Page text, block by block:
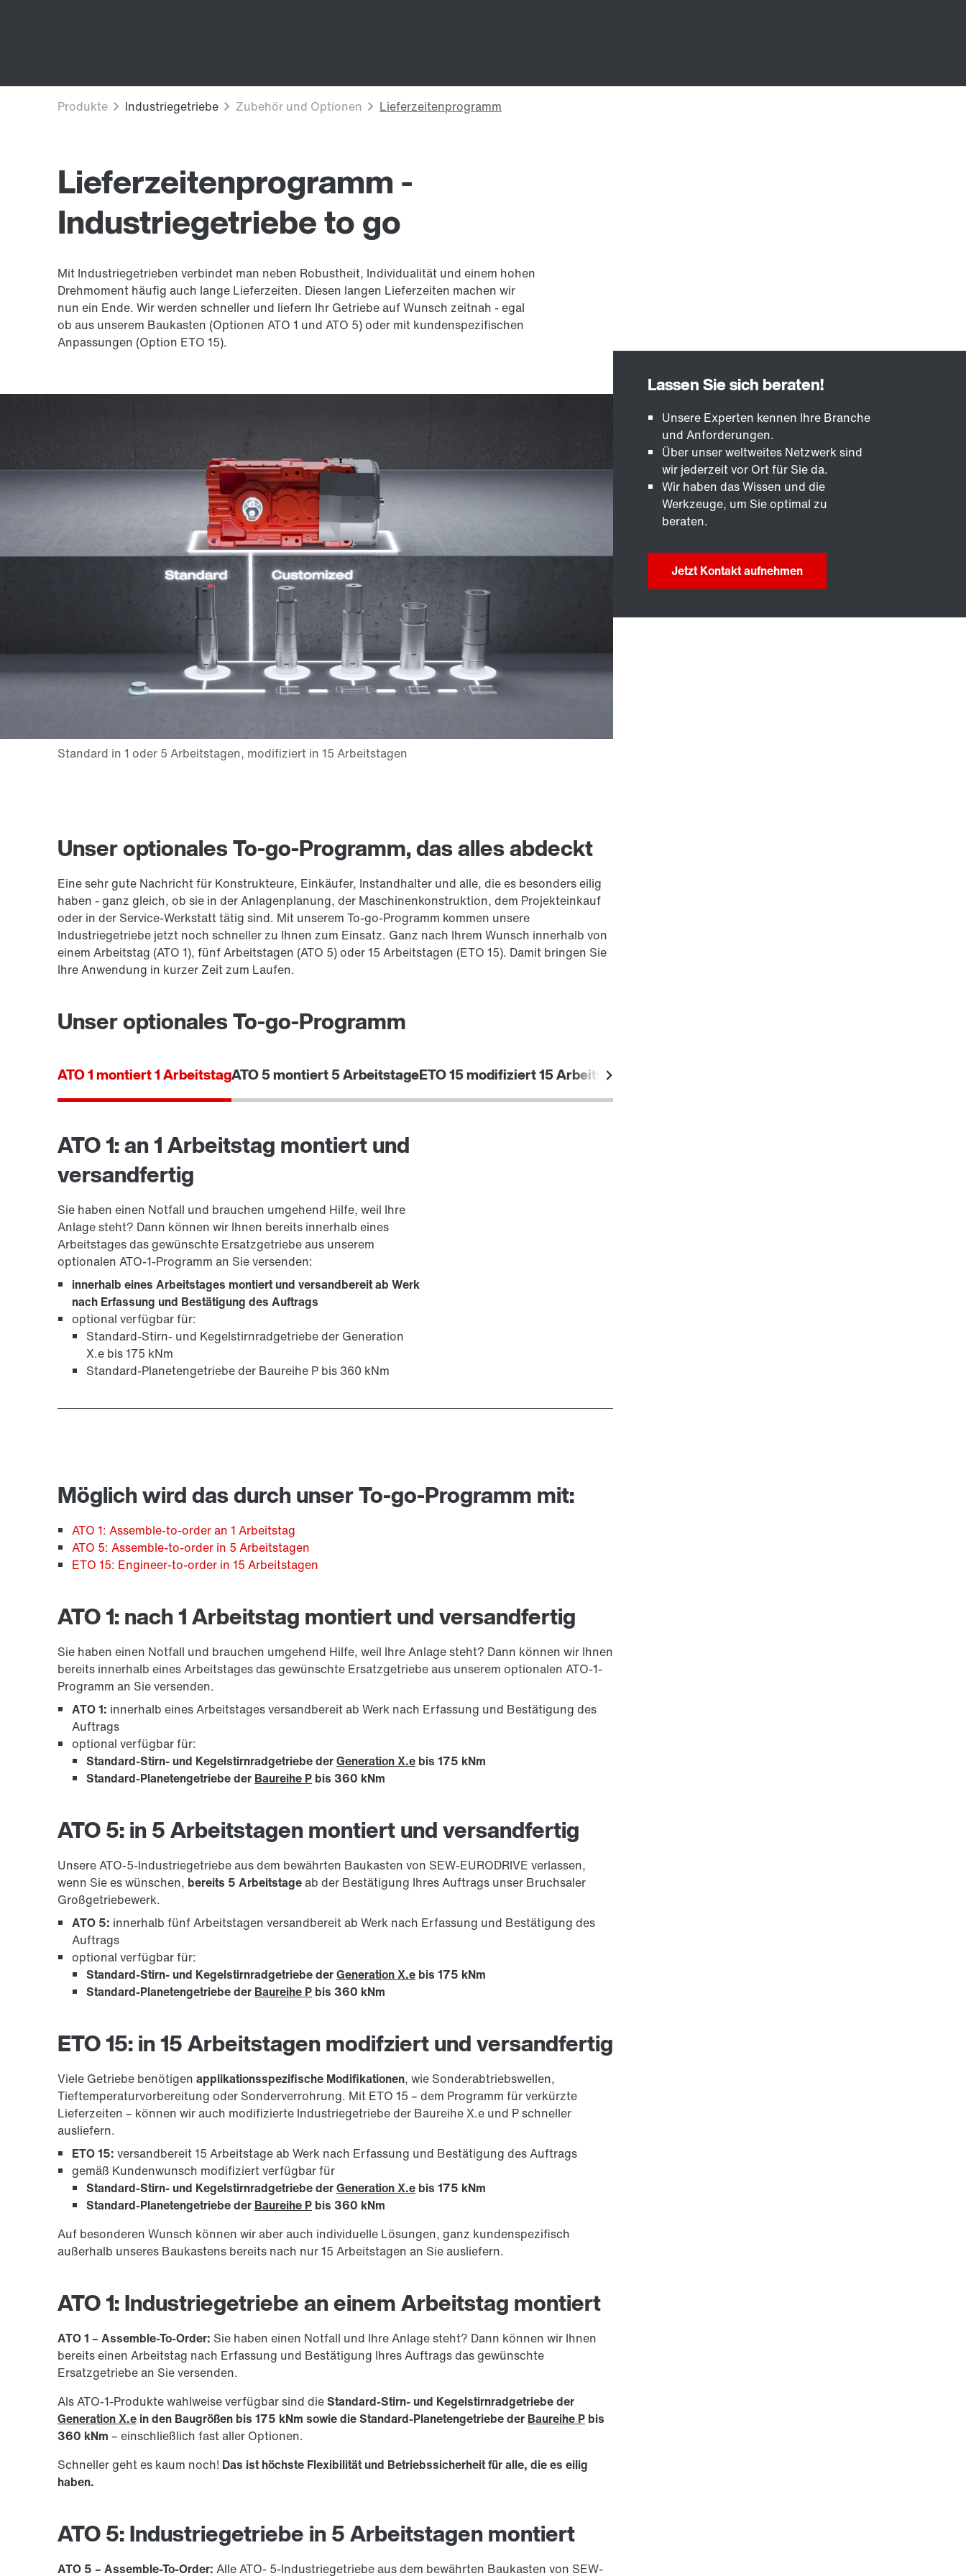
Lieferzeitenprogramm -
Industriegetriebe to go
Mit Industriegetrieben verbindet man neben Robustheit, Individualität und einem hohen
Drehmoment häufig auch lange Lieferzeiten. Diesen langen Lieferzeiten machen wir
nun ein Ende. Wir werden schneller und liefern Ihr Getriebe auf Wunsch zeitnah - egal
ob aus unserem Baukasten (Optionen ATO 1 und ATO 5) oder mit kundenspezifischen
Anpassungen (Option ETO 15).
Unser optionales To-go-Programm, das alles abdeckt
Eine sehr gute Nachricht für Konstrukteure, Einkäufer, Instandhalter und alle, die es besonders eilig
haben - ganz gleich, ob sie in der Anlagenplanung, der Maschinen­kon­struk­tion, dem Projekteinkauf
oder in der Service-Werkstatt tätig sind. Mit unserem To-go-Programm kommen unsere
Industriegetriebe jetzt noch schneller zu Ihnen zum Einsatz. Ganz nach Ihrem Wunsch innerhalb von
einem Arbeitstag (ATO 1), fünf Arbeitstagen (ATO 5) oder 15 Arbeitstagen (ETO 15). Damit bringen Sie
Ihre Anwendung in kurzer Zeit zum Laufen.
Unser optionales To-go-Programm
ATO 1 montiert 1 ArbeitstagATO 5 montiert 5 ArbeitstageETO 15 modifiziert 15 Arbeitstage
ATO 1: an 1 Arbeitstag montiert und
versandfertig
Sie haben einen Notfall und brauchen umgehend Hilfe, weil Ihre
Anlage steht? Dann können wir Ihnen bereits innerhalb eines
Arbeitstages das gewünschte Ersatzgetriebe aus unserem
optionalen ATO-1-Programm an Sie versenden:
innerhalb eines Arbeitstages montiert und versandbereit ab Werk
nach Erfassung und Bestätigung des Auftrags
optional verfügbar für:
Standard-Stirn- und Kegelstirnradgetriebe der Generation
X.e bis 175 kNm
Standard-Planetengetriebe der Baureihe P bis 360 kNm
Möglich wird das durch unser To-go-Programm mit:
ATO 1: Assemble-to-order an 1 Arbeitstag
ATO 5: Assemble-to-order in 5 Arbeitstagen
ETO 15: Engineer-to-order in 15 Arbeitstagen
ATO 1: nach 1 Arbeitstag montiert und versandfertig
Sie haben einen Notfall und brauchen umgehend Hilfe, weil Ihre Anlage steht? Dann können wir Ihnen
bereits innerhalb eines Arbeitstages das gewünschte Ersatzgetriebe aus unserem optionalen ATO-1-
Programm an Sie versenden.
ATO 1: innerhalb eines Arbeitstages versandbereit ab Werk nach Erfassung und Bestätigung des
Auftrags
optional verfügbar für:
Standard-Stirn- und Kegelstirnradgetriebe derGeneration X.e bis 175 kNm
Standard-Planetengetriebe der Baureihe P bis 360 kNm
ATO 5: in 5 Arbeitstagen montiert und versandfertig
Unsere ATO-5-Industriegetriebe aus dem bewährten Baukasten von SEW-EURODRIVE verlassen,
wenn Sie es wünschen, bereits 5 Arbeitstageab der Bestätigung Ihres Auftrags unser Bruchsaler
Großgetriebewerk.
ATO 5: innerhalb fünf Arbeitstagen versandbereit ab Werk nach Erfassung und Bestätigung des
Auftrags
optional verfügbar für:
Standard-Stirn- und Kegelstirnradgetriebe derGeneration X.e bis 175 kNm
Standard-Planetengetriebe der Baureihe P bis 360 kNm
ETO 15: in 15 Arbeitstagen modifziert und versandfertig
Viele Getriebe benötigen applikationsspezifische Modifikationen, wie Sonderabtriebswellen,
Tieftemperaturvorbereitung oder Sonderverrohrung. Mit ETO 15 – dem Programm für verkürzte
Lieferzeiten – können wir auch modifizierte Industriegetriebe der Baureihe X.e und P schneller
ausliefern.
ETO 15: versandbereit 15 Arbeitstage ab Werk nach Erfassung und Bestätigung des Auftrags
gemäß Kundenwunsch modifiziert verfügbar für
Standard-Stirn- und Kegelstirnradgetriebe derGeneration X.e bis 175 kNm
Standard-Planetengetriebe der Baureihe P bis 360 kNm
Auf besonderen Wunsch können wir aber auch individuelle Lösungen, ganz kundenspezifisch
außerhalb unseres Baukastens bereits nach nur 15 Arbeitstagen an Sie ausliefern.
ATO 1: Industriegetriebe an einem Arbeitstag montiert
ATO 1 – Assemble-To-Order: Sie haben einen Notfall und Ihre Anlage steht? Dann können wir Ihnen
bereits einen Arbeitstag nach Erfassung und Bestätigung Ihres Auftrags das gewünschte
Ersatzgetriebe an Sie versenden.
Als ATO-1-Produkte wahlweise verfügbar sind dieStandard-Stirn- und Kegelstirnradgetriebe der
Generation X.e in den Baugrößen bis 175 kNm sowie die Standard-Planetengetriebe der Baureihe P bis
360 kNm – einschließlich fast aller Optionen.
Schneller geht es kaum noch! Das ist höchste Flexibilität und Betriebssicherheit für alle, die es eilig
haben.
ATO 5: Industriegetriebe in 5 Arbeitstagen montiert
ATO 5 – Assemble-To-Order: Alle ATO- 5-Industriegetriebe aus dem bewährten Baukasten von SEW-
Unsere Experten kennen Ihre Branche
und Anforderungen.
Über unser weltweites Netzwerk sind
wir jederzeit vor Ort für Sie da.
Wir haben das Wissen und die
Werkzeuge, um Sie optimal zu
beraten.
Jetzt Kontakt aufnehmen